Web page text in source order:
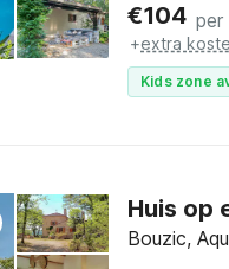
€104 per
+extra
Kids zone
Huis op
Bouzic,